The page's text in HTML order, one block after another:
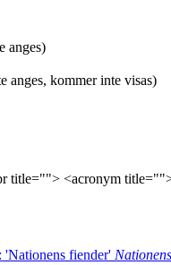
anges)
anges, kommer inte visas)
title=""> <acronym